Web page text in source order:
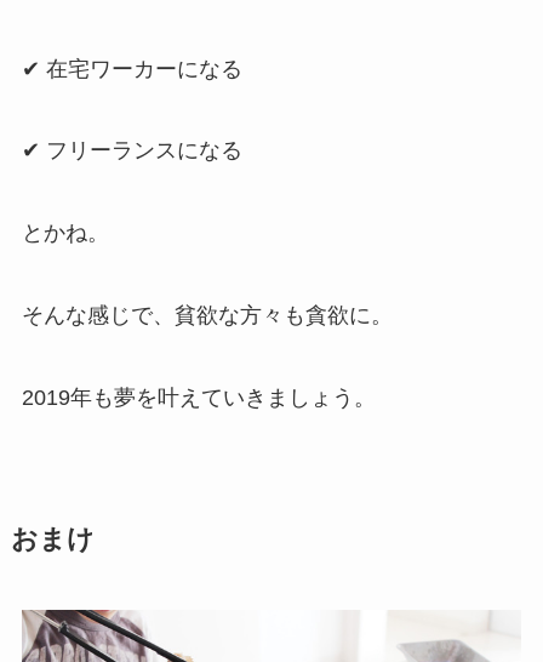
✔ 在宅ワーカーになる
✔ フリーランスになる
とかね。
そんな感じで、貧欲な方々も貪欲に。
2019年も夢を叶えていきましょう。
おまけ